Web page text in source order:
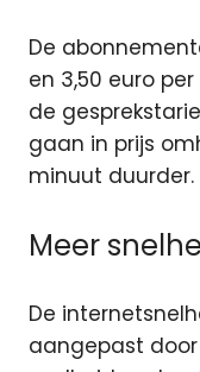
De
en 3,50 euro
de
gaan in prijs
minuut duurder.
Meer
De
aangepast